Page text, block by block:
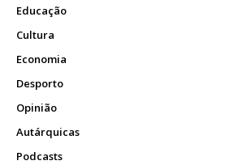
Educação
Cultura
Economia
Desporto
Opinião
Autárquicas
Podcasts